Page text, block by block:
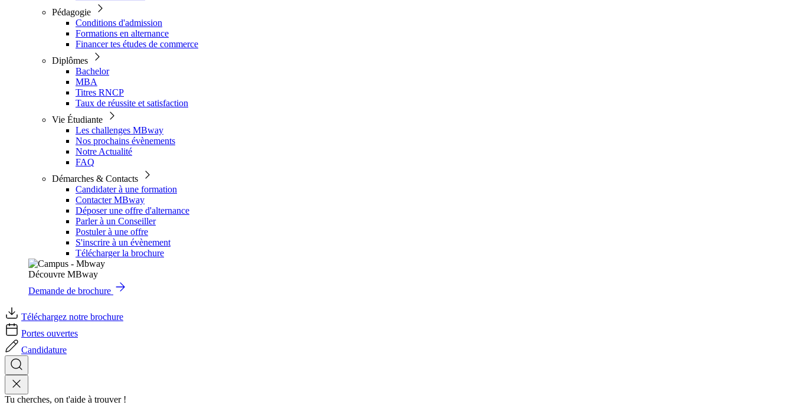
Pédagogie
Conditions d'admission
Formations en alternance
Financer tes études de commerce
Diplômes
Bachelor
MBA
Titres RNCP
Taux de réussite et satisfaction
Vie Étudiante
Les challenges MBway
Nos prochains évènements
Notre Actualité
FAQ
Démarches & Contacts
Candidater à une formation
Contacter MBway
Déposer une offre d'alternance
Parler à un Conseiller
Postuler à une offre
S'inscrire à un évènement
Télécharger la brochure
Découvre MBway
Demande de brochure
Téléchargez notre brochure
Portes ouvertes
Candidature
Tu cherches, on t'aide à trouver !